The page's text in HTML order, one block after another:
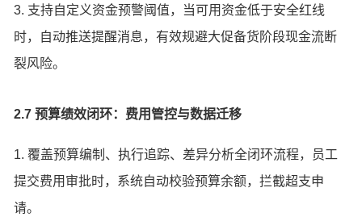
3. 支持自定义资金预警阈值，当可用资金低于安全红线
时，自动推送提醒消息，有效规避大促备货阶段现金流断
裂风险。
2.7 预算绩效闭环：费用管控与数据迁移
1. 覆盖预算编制、执行追踪、差异分析全闭环流程，员工
提交费用审批时，系统自动校验预算余额，拦截超支申
请。